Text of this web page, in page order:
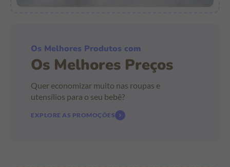
Os Melhores Produtos com
Os Melhores Preços
Quer economizar muito nas roupas e
utensílios para o seu bebê?
EXPLORE AS PROMOÇÕES